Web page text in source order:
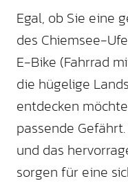
Egal, ob Sie eine
des Chiemsee-
E-Bike (Fahrrad
die hügelige
entdecken
passende
und das
sorgen für eine